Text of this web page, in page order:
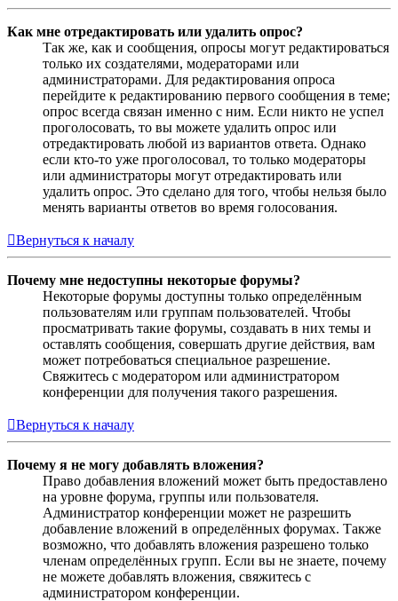
Как мне отредактировать или удалить опрос?
Так же, как и сообщения, опросы могут редактироваться
только их создателями, модераторами или
администраторами. Для редактирования опроса
перейдите к редактированию первого сообщения в теме;
опрос всегда связан именно с ним. Если никто не успел
проголосовать, то вы можете удалить опрос или
отредактировать любой из вариантов ответа. Однако
если кто-то уже проголосовал, то только модераторы
или администраторы могут отредактировать или
удалить опрос. Это сделано для того, чтобы нельзя было
менять варианты ответов во время голосования.
Вернуться к началу
Почему мне недоступны некоторые форумы?
Некоторые форумы доступны только определённым
пользователям или группам пользователей. Чтобы
просматривать такие форумы, создавать в них темы и
оставлять сообщения, совершать другие действия, вам
может потребоваться специальное разрешение.
Свяжитесь с модератором или администратором
конференции для получения такого разрешения.
Вернуться к началу
Почему я не могу добавлять вложения?
Право добавления вложений может быть предоставлено
на уровне форума, группы или пользователя.
Администратор конференции может не разрешить
добавление вложений в определённых форумах. Также
возможно, что добавлять вложения разрешено только
членам определённых групп. Если вы не знаете, почему
не можете добавлять вложения, свяжитесь с
администратором конференции.